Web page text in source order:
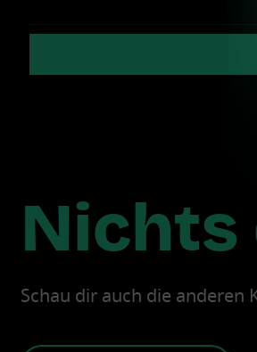
Nichts
Schau dir auch die anderen